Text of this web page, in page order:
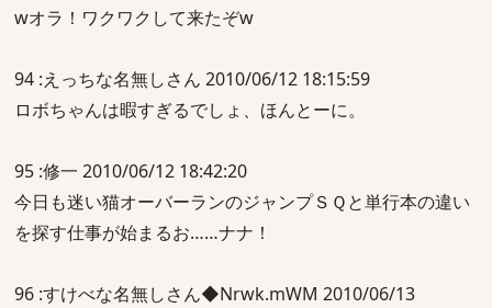
wオラ！ワクワクして来たぞw
94 :えっちな名無しさん 2010/06/12 18:15:59
ロボちゃんは暇すぎるでしょ、ほんとーに。
95 :修一 2010/06/12 18:42:20
今日も迷い猫オーバーランのジャンプＳＱと単行本の違い
を探す仕事が始まるお……ナナ！
96 :すけべな名無しさん◆Nrwk.mWM 2010/06/13